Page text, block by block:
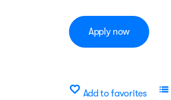
Apply now
Add to favorites